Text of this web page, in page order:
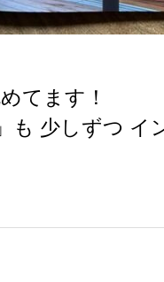
てます！
も 少しずつ